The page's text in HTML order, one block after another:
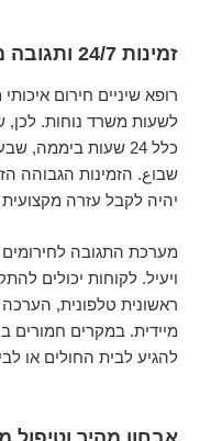
זמינות 24/7 ותגובה מהירה
רופא שיניים חירום
לשעות משרד נוחות. לכן,
כלל 24 שעות
שבוع. הזמינות הגבוהה
יהיה לקבל עזרה מקצועית
מערכת התגובה
ויעיל. לקוחות יכולים
ראשונית טלפונית,
מיידית. במקרים חמורים
להגיע לבית החולים או